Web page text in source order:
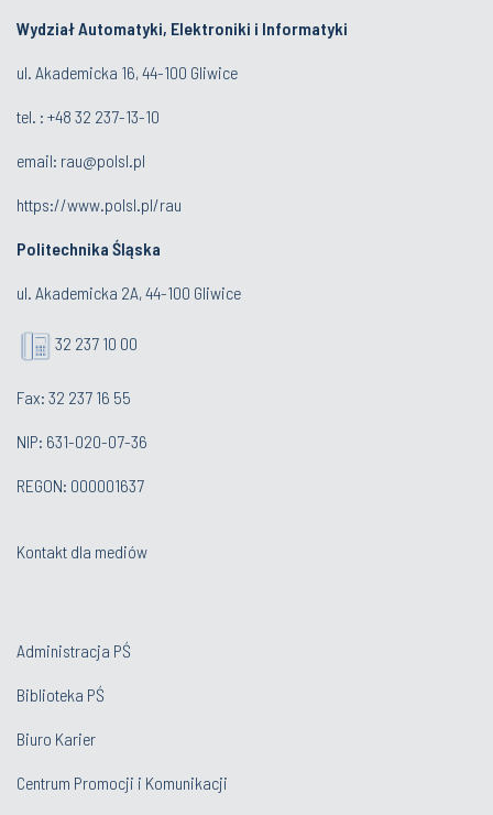
Wydział Automatyki, Elektroniki i Informatyki
ul. Akademicka 16, 44-100 Gliwice
tel. : +48 32 237-13-10
email: rau@polsl.pl
https://www.polsl.pl/rau
Politechnika Śląska
ul. Akademicka 2A, 44-100 Gliwice
32 237 10 00
Fax: 32 237 16 55
NIP: 631-020-07-36
REGON: 000001637
Kontakt dla mediów
Administracja PŚ
Biblioteka PŚ
Biuro Karier
Centrum Promocji i Komunikacji